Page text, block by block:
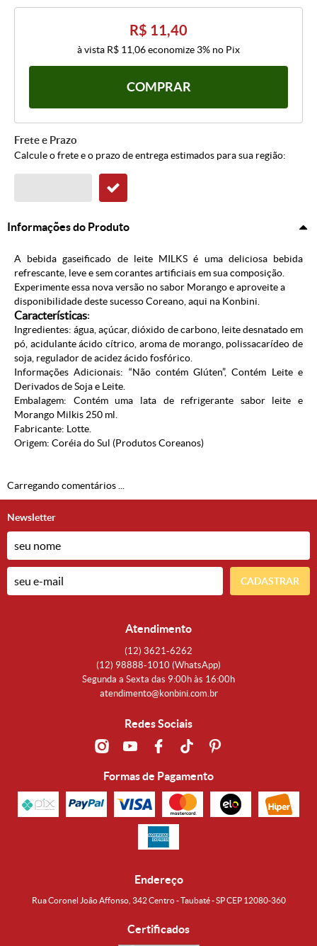
R$ 11,40
à vista R$ 11,06economize 3% no Pix
COMPRAR
Frete e Prazo
Calcule o frete e o prazo de entrega estimados para sua região:
Informações do Produto
A bebida gaseificado de leite MILKS é uma deliciosa bebida
refrescante, leve e sem corantes artificiais em sua composição.
Experimente essa nova versão no sabor Morango e aproveite a
disponibilidade deste sucesso Coreano, aqui na Konbini.
Características:
Ingredientes: água, açúcar, dióxido de carbono, leite desnatado em
pó, acidulante ácido cítrico, aroma de morango, polissacarídeo de
soja, regulador de acidez ácido fosfórico.
Informações Adicionais: “Não contém Glúten”, Contém Leite e
Derivados de Soja e Leite.
Embalagem: Contém uma lata de refrigerante sabor leite e
Morango Milkis 250 ml.
Fabricante: Lotte.
Origem: Coréia do Sul (Produtos Coreanos)
Carregando comentários ...
Newsletter
CADASTRAR
Atendimento
(12) 3621-6262
(12) 98888-1010 (WhatsApp)
Segunda a Sexta das 9:00h às 16:00h
atendimento@konbini.com.br
Redes Sociais
Formas de Pagamento
Endereço
Rua Coronel João Affonso, 342 Centro - Taubaté - SP CEP 12080-360
Certificados